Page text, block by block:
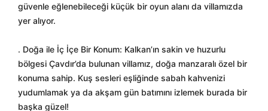
güvenle eğlenebileceği küçük bir oyun alanı da villamızda
yer alıyor.
. Doğa ile İç İçe Bir Konum: Kalkan’ın sakin ve huzurlu
bölgesi Çavdır’da bulunan villamız, doğa manzaralı özel bir
konuma sahip. Kuş sesleri eşliğinde sabah kahvenizi
yudumlamak ya da akşam gün batımını izlemek burada bir
başka güzel!